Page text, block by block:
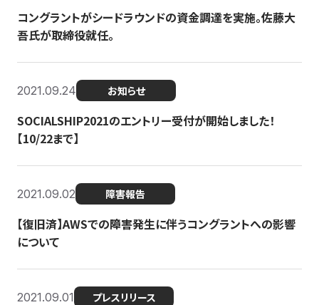
コングラントがシードラウンドの資金調達を実施。佐藤大
吾氏が取締役就任。
2021.09.24 お知らせ
SOCIALSHIP2021のエントリー受付が開始しました！
【10/22まで】
2021.09.02 障害報告
【復旧済】AWSでの障害発生に伴うコングラントへの影響
について
2021.09.01 プレスリリース